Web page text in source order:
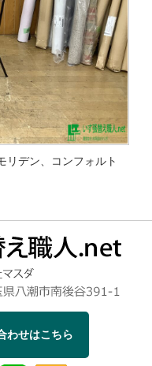
リデン、コンフォルト
わせはこちら